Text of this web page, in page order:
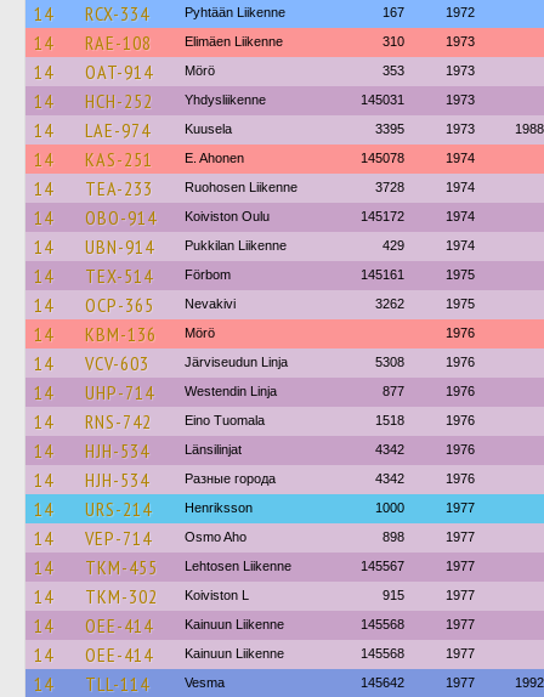
14 RCX-334 Pyhtään Liikenne 167 1972
14 RAE-108 Elimäen Liikenne 310 1973
14 OAT-914 Mörö 353 1973
14 HCH-252 Yhdysliikenne 145031 1973
14 LAE-974 Kuusela 3395 1973 1988
14 KAS-251 E. Ahonen 145078 1974
14 TEA-233 Ruohosen Liikenne 3728 1974
14 OBO-914 Koiviston Oulu 145172 1974
14 UBN-914 Pukkilan Liikenne 429 1974
14 TEX-514 Förbom 145161 1975
14 OCP-365 Nevakivi 3262 1975
14 KBM-136 Mörö 1976
14 VCV-603 Järviseudun Linja 5308 1976
14 UHP-714 Westendin Linja 877 1976
14 RNS-742 Eino Tuomala 1518 1976
14 HJH-534 Länsilinjat 4342 1976
14 HJH-534 Разные города 4342 1976
14 URS-214 Henriksson 1000 1977
14 VEP-714 Osmo Aho 898 1977
14 TKM-455 Lehtosen Liikenne 145567 1977
14 TKM-302 Koiviston L 915 1977
14 OEE-414 Kainuun Liikenne 145568 1977
14 OEE-414 Kainuun Liikenne 145568 1977
14 TLL-114 Vesma 145642 1977 1992